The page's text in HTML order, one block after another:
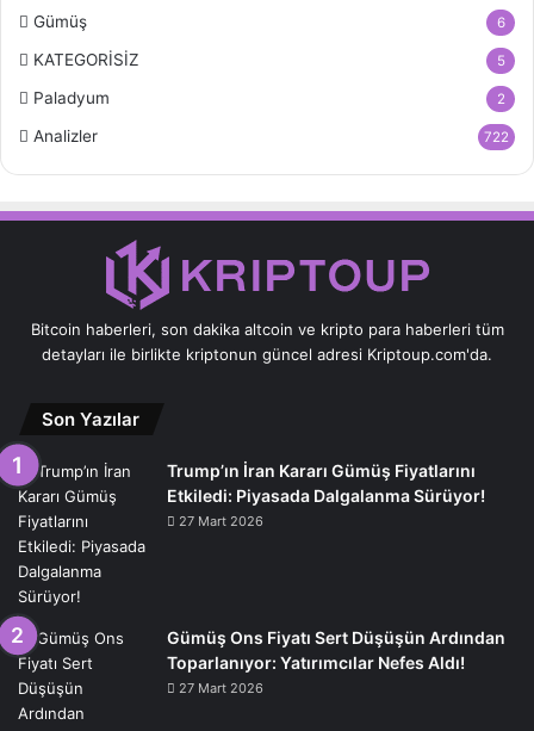
Gümüş 6
KATEGORİSİZ 5
Paladyum 2
Analizler 722
Bitcoin haberleri, son dakika altcoin ve kripto para haberleri tüm
detayları ile birlikte kriptonun güncel adresi Kriptoup.com'da.
Son Yazılar
Trump’ın İran Kararı Gümüş Fiyatlarını
Etkiledi: Piyasada Dalgalanma Sürüyor!
27 Mart 2026
Gümüş Ons Fiyatı Sert Düşüşün Ardından
Toparlanıyor: Yatırımcılar Nefes Aldı!
27 Mart 2026